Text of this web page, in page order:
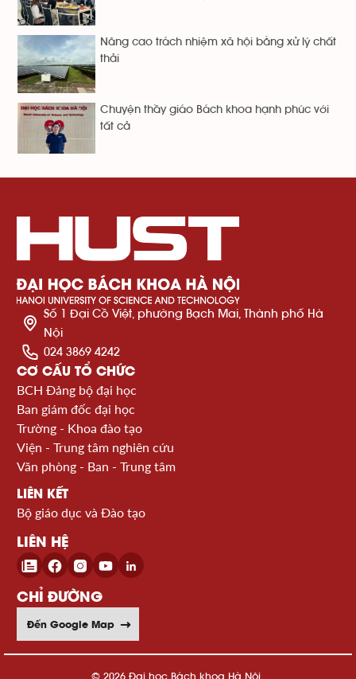
Nâng cao trách nhiệm xã hội bằng xử lý chất
thải
Chuyện thầy giáo Bách khoa hạnh phúc với
tất cả
Số 1 Đại Cồ Việt, phường Bạch Mai, Thành phố Hà
Nội
024 3869 4242
CƠ CẤU TỔ CHỨC
BCH Đảng bộ đại học
Ban giám đốc đại học
Trường - Khoa đào tạo
Viện - Trung tâm nghiên cứu
Văn phòng - Ban - Trung tâm
LIÊN KẾT
Bộ giáo dục và Đào tạo
LIÊN HỆ
CHỈ ĐƯỜNG
Đến Google Map